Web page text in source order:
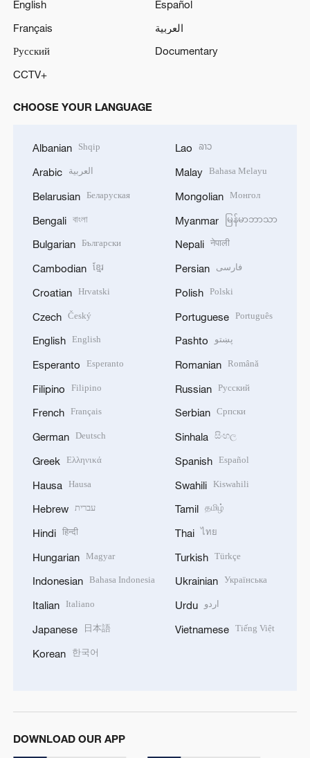
English
Español
Français
العربية
Русский
Documentary
CCTV+
CHOOSE YOUR LANGUAGE
Albanian Shqip
Arabic العربية
Belarusian Беларуская
Bengali বাংলা
Bulgarian Български
Cambodian ខ្មែរ
Croatian Hrvatski
Czech Český
English English
Esperanto Esperanto
Filipino Filipino
French Français
German Deutsch
Greek Ελληνικά
Hausa Hausa
Hebrew עברית
Hindi हिन्दी
Hungarian Magyar
Indonesian Bahasa Indonesia
Italian Italiano
Japanese 日本語
Korean 한국어
Lao ລາວ
Malay Bahasa Melayu
Mongolian Монгол
Myanmar မြန်မာဘာသာ
Nepali नेपाली
Persian فارسی
Polish Polski
Portuguese Português
Pashto پښتو
Romanian Română
Russian Русский
Serbian Српски
Sinhala සිංහල
Spanish Español
Swahili Kiswahili
Tamil தமிழ்
Thai ไทย
Turkish Türkçe
Ukrainian Українська
Urdu اردو
Vietnamese Tiếng Việt
DOWNLOAD OUR APP